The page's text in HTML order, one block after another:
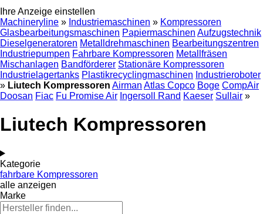
Ihre Anzeige einstellen
Machineryline » Industriemaschinen » Kompressoren
Glasbearbeitungsmaschinen Papiermaschinen Aufzugstechnik
Dieselgeneratoren Metalldrehmaschinen Bearbeitungszentren
Industriepumpen Fahrbare Kompressoren Metallfräsen
Mischanlagen Bandförderer Stationäre Kompressoren
Industrielagertanks Plastikrecyclingmaschinen Industrieroboter
» Liutech Kompressoren Airman Atlas Copco Boge CompAir
Doosan Fiac Fu Promise Air Ingersoll Rand Kaeser Sullair »
Liutech Kompressoren
Kategorie
fahrbare Kompressoren
alle anzeigen
Marke